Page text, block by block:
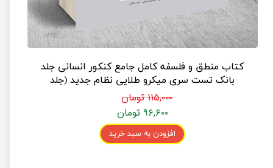
کتاب منطق و فلسفه کامل جامع کنکور انسانی جلد
بانک تست سری میکرو طلایی نظام جدید (جلد
بانک تست + پاسخنامه تشریحی)
۱۱۵,۰۰۰ تومان
۹۶,۶۰۰ تومان
افزودن به سبد خرید